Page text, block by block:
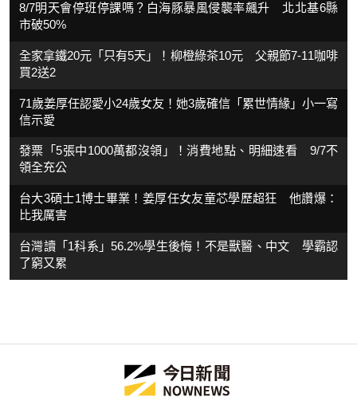
8/7明天會停班停課嗎？白海豚暴風侵襲率飆升 北北基6縣
市破50%
全家拿鐵20元「只有5天」！柳橙綠茶10元 父親節7-11咖啡
買2送2
71歲姜厚任認愛小24歲女友！她3歲確信「累世情緣」小一寫
信示愛
發票「5張中1000萬都沒領」！消費地點、明細速看 9/7不
領全充公
台大3碩士1博士畢業！姜厚任女友童芯學歷超狂 他讚爆：
比我厲害
台灣讀「1科系」56.2%學生後悔！不是獸醫、中文 學霸認
了窮又累